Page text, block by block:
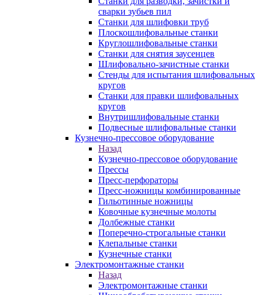
сварки зубьев пил
Станки для шлифовки труб
Плоскошлифовальные станки
Круглошлифовальные станки
Станки для снятия заусенцев
Шлифовально-зачистные станки
Стенды для испытания шлифовальных
кругов
Станки для правки шлифовальных
кругов
Внутришлифовальные станки
Подвесные шлифовальные станки
Кузнечно-прессовое оборудование
Назад
Кузнечно-прессовое оборудование
Прессы
Пресс-перфораторы
Пресс-ножницы комбинированные
Гильотинные ножницы
Ковочные кузнечные молоты
Долбежные станки
Поперечно-строгальные станки
Клепальные станки
Кузнечные станки
Электромонтажные станки
Назад
Электромонтажные станки